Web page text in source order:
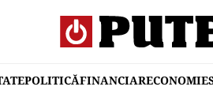
POLITICĂFINANCIARECONOMIE